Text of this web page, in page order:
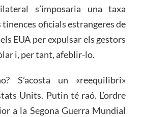
s’imposaria una taxa
tinences oficials estrangeres de
EUA per expulsar els gestors
i, per tant, afeblir-lo.
S’acosta un «reequilibri»
Units. Putin té raó. L’ordre
a la Segona Guerra Mundial